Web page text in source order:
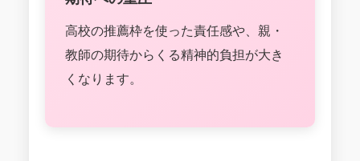
高校の推薦枠を使った責任感や、親・
教師の期待からくる精神的負担が大き
くなります。